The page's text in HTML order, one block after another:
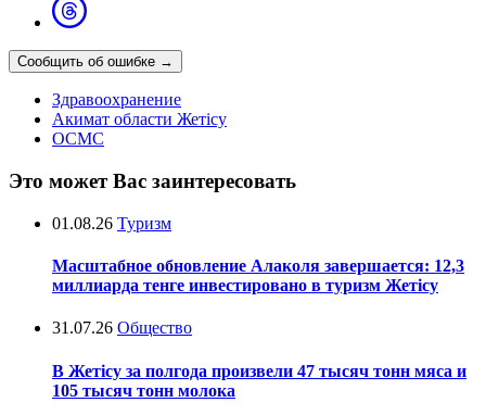
Сообщить об ошибке →
Здравоохранение
Акимат области Жетісу
ОСМС
Это может Вас заинтересовать
01.08.26 Туризм
Масштабное обновление Алаколя завершается: 12,3
миллиарда тенге инвестировано в туризм Жетісу
31.07.26 Общество
В Жетісу за полгода произвели 47 тысяч тонн мяса и
105 тысяч тонн молока